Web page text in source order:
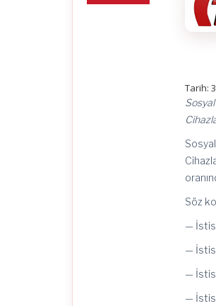
Tarih:
Söz
—
—
—
—